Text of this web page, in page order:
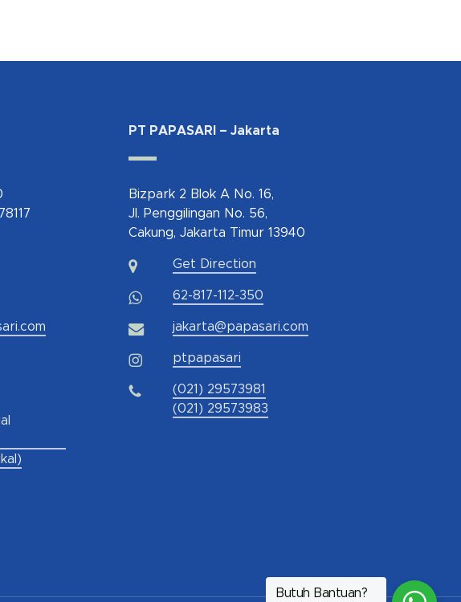
PT PAPASARI – Jakarta
Bizpark 2 Blok A No. 16,
Jl. Penggilingan No. 56,
Cakung, Jakarta Timur 13940
Get Direction
62-817-112-350
jakarta@papasari.com
ptpapasari
(021) 29573981
(021) 29573983
Butuh Bantuan?